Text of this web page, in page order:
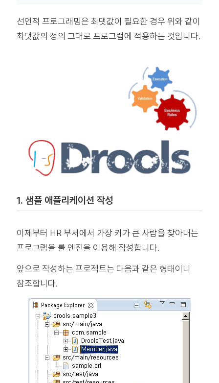
선언적 프로그래밍은 최댓값이 필요한 경우 위와 같이
최댓값의 정의 그대로 프로그램에 적용하는 것입니다.
1. 샘플 애플리케이션 작성
이제부터 HR 부서에서 가장 키가 큰 사람을 찾아내는
프로그램을 룰 엔진을 이용해 작성합니다.
앞으로 작성하는 프로젝트는 다음과 같은 형태이니
참조합니다.